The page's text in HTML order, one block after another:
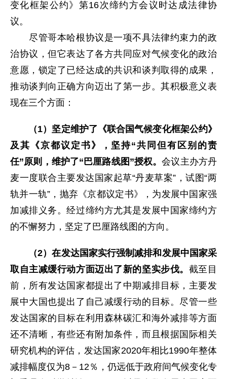
变化框架公约》第16次缔约方会议时达成法律协
议。
尽管哥本哈根协议是一项不具法律约束力的政
治协议，但它表达了各方共同应对气候变化的政治
意愿，锁定了已经达成的共识和谈判取得的成果，
推动谈判向正确方向迈出了第一步。其积极意义表
现在三个方面：
（1）坚定维护了《联合国气候变化框架公约》
及其《京都议定书》，坚持“共同但有区别的责
任”原则，维护了“巴厘路线图”授权。会议主办方丹
麦一度联合主要发达国家起草“丹麦草案”，试图“两
轨并一轨”，抛弃《京都议定书》，为发展中国家强
加减排义务。经过缔约方尤其是发展中国家缔约方
的不懈努力，坚定了巴厘路线图的方向。
（2）在发达国家实行强制减排和发展中国家采
取自主减缓行动方面迈出了新的坚实步伐。 截至目
前，所有发达国家都提出了中期减排目标，主要发
展中大国也提出了自己减缓行动的目标。尽管一些
发达国家的目标在利用森林碳汇和海外减排等方面
还不清晰，有些还有附加条件，而且根据国际相关
研究机构的评估，发达国家2020年相比1990年整体
减排幅度仅为8－12％，仍远低于政府间气候变化专